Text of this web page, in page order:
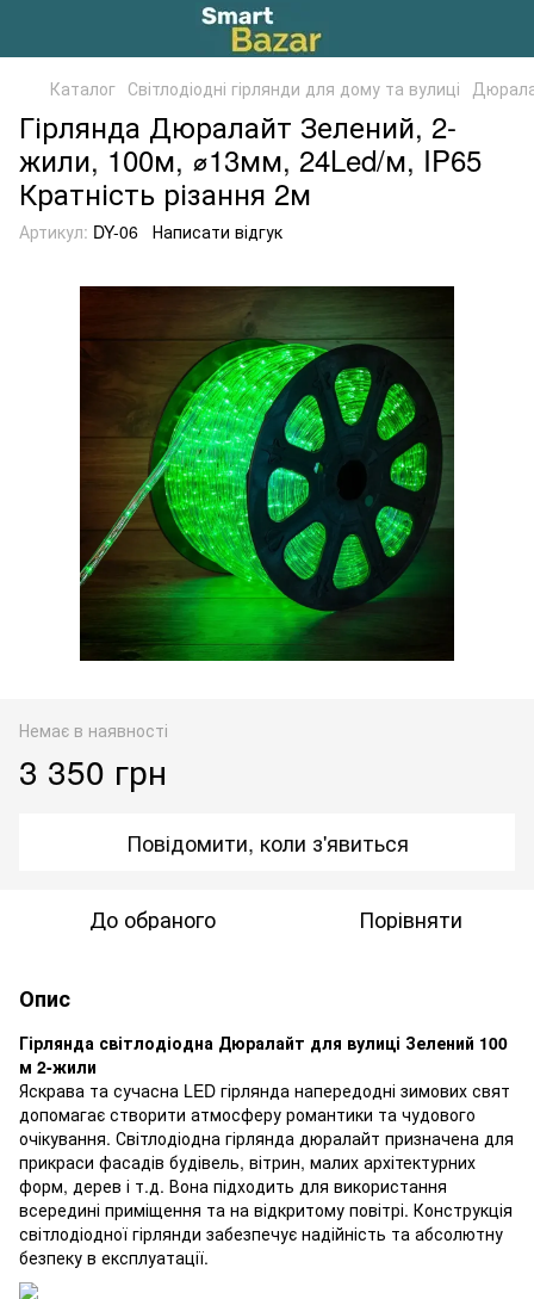
Каталог Світлодіодні гірлянди для дому та вулиці
Гірлянда Дюралайт Зелений, 2-
жили, 100м, ⌀13мм, 24Led/м, IP65
Кратність різання 2м
Артикул: DY-06 Написати відгук
Немає в наявності
3 350 грн
Повідомити, коли з'явиться
До обраного Порівняти
Опис
Гірлянда світлодіодна Дюралайт для вулиці Зелений 100
м 2-жили
Яскрава та сучасна LED гірлянда напередодні зимових свят
допомагає створити атмосферу романтики та чудового
очікування. Світлодіодна гірлянда дюралайт призначена для
прикраси фасадів будівель, вітрин, малих архітектурних
форм, дерев і т.д. Вона підходить для використання
всередині приміщення та на відкритому повітрі. Конструкція
світлодіодної гірлянди забезпечує надійність та абсолютну
безпеку в експлуатації.